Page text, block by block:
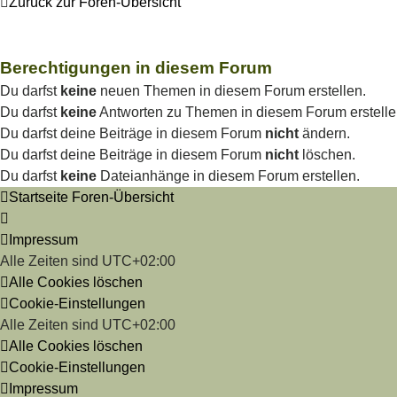
Berechtigungen in diesem Forum
Du darfst keine neuen Themen in diesem Forum erstellen.
Du darfst keineAntworten zu Themen in diesem Forum
Du darfst deine Beiträge in diesem Forum nicht ändern.
Du darfst deine Beiträge in diesem Forum nicht löschen.
Du darfst keine Dateianhänge in diesem Forum erstellen.
Startseite Foren-Übersicht
Impressum
Alle Zeiten sind UTC+02:00
Alle Cookies löschen
Cookie-Einstellungen
Alle Zeiten sind UTC+02:00
Alle Cookies löschen
Cookie-Einstellungen
Impressum